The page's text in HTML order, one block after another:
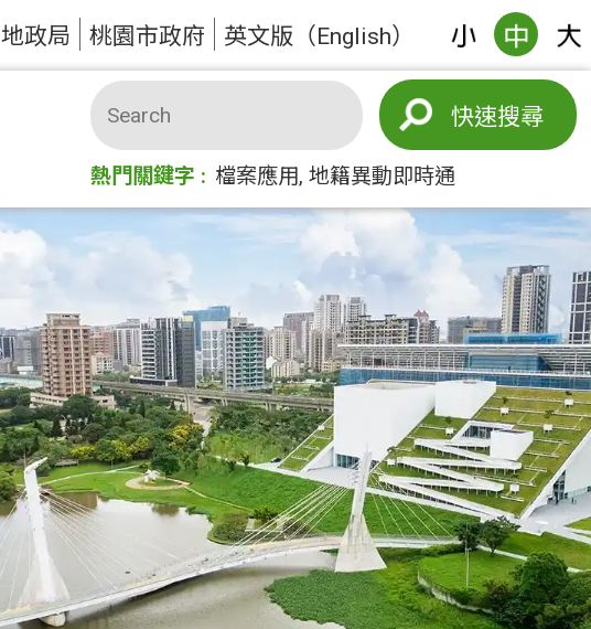
地政局 桃園市政府 英文版（English）
搜尋
熱門關鍵字 檔案應用 地籍異動即時通